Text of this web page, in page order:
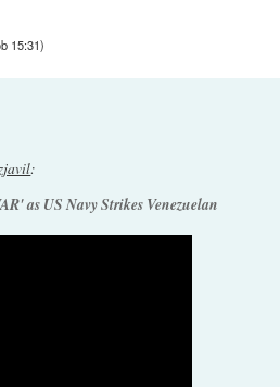
15:31)
:
as US Navy Strikes Venezuelan